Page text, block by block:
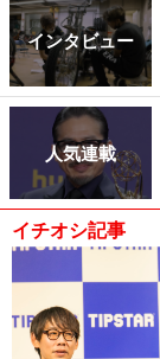
インタビュー
人気連載
イチオシ記事